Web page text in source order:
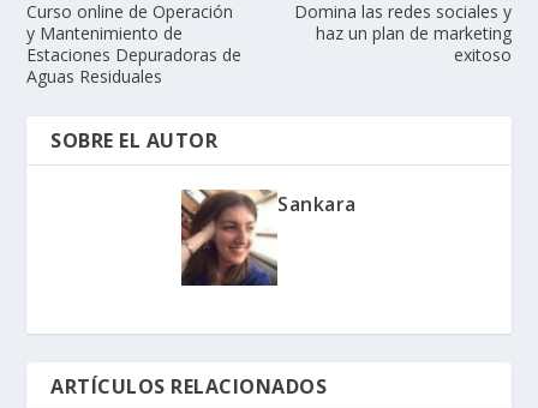
Curso online de Operación
y Mantenimiento de
Estaciones Depuradoras de
Aguas Residuales
Domina las redes sociales y
haz un plan de marketing
exitoso
SOBRE EL AUTOR
Sankara
ARTÍCULOS RELACIONADOS